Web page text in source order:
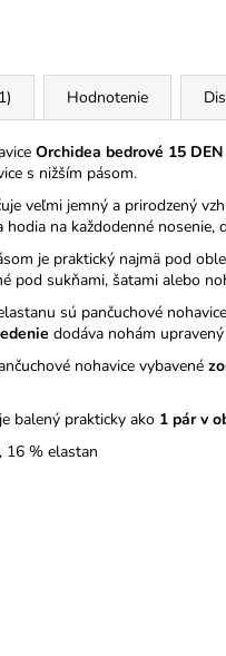
Hodnotenie
Orchidea bedrové 15 DEN
s nižším pásom.
veľmi jemný a prirodzený
hodia na každodenné
je praktický najmä pod
pod sukňami, šatami alebo
sú pančuchové
dodáva nohám
nohavice vybavené
balený prakticky ako 1 pár v
16 % elastan